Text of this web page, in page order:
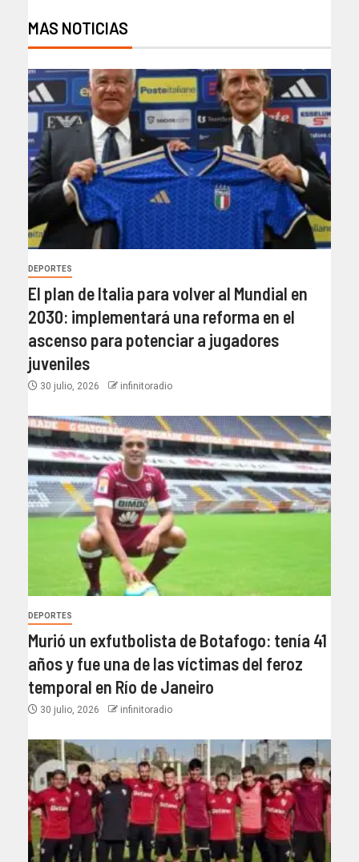
MAS NOTICIAS
DEPORTES
El plan de Italia para volver al Mundial en
2030: implementará una reforma en el
ascenso para potenciar a jugadores
juveniles
30 julio, 2026 infinitoradio
DEPORTES
Murió un exfutbolista de Botafogo: tenía 41
años y fue una de las víctimas del feroz
temporal en Río de Janeiro
30 julio, 2026 infinitoradio